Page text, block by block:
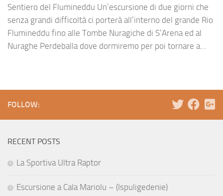
Sentiero del Flumineddu Un’escursione di due giorni che
senza grandi difficoltà ci porterà all’interno del grande Rio
Flumineddu fino alle Tombe Nuragiche di S’Arena ed al
Nuraghe Perdeballa dove dormiremo per poi tornare a...
FOLLOW:
RECENT POSTS
La Sportiva Ultra Raptor
Escursione a Cala Mariolu – (Ispuligedenie)